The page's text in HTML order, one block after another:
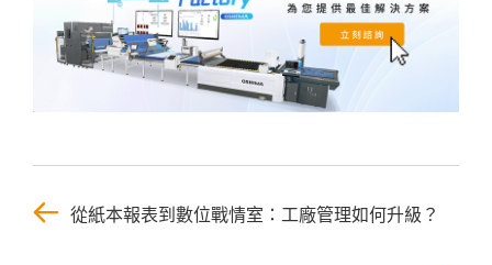
從紙本報表到數位戰情室：工廠管理如何升級？